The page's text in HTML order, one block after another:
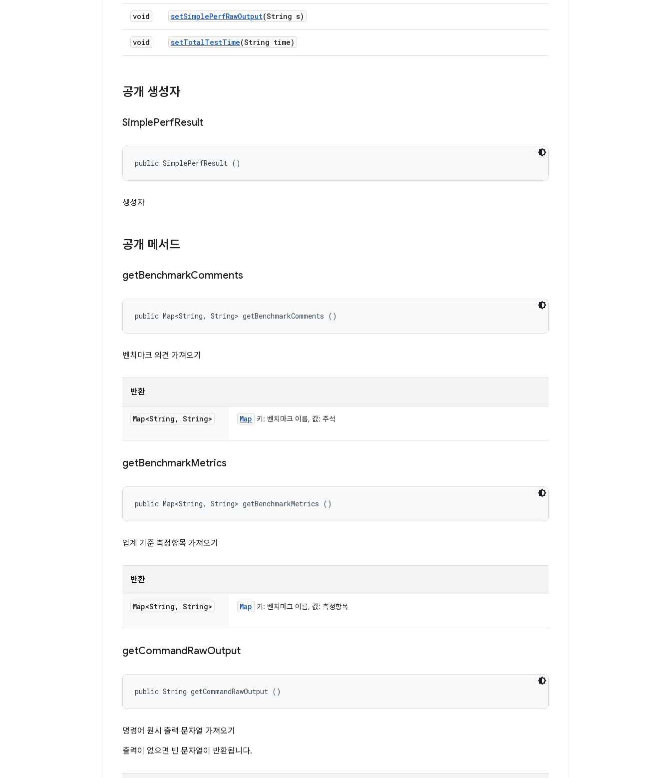
void setSimplePerfRawOutput(String s)
void setTotalTestTime(String time)
공개 생성자
SimplePerfResult
public SimplePerfResult ()
생성자
공개 메서드
getBenchmarkComments
public Map<String, String> getBenchmarkComments ()
벤치마크 의견 가져오기
반환
Map<String , String> Map 키: 벤치마크 이름, 값: 주석
getBenchmarkMetrics
public Map<String, String> getBenchmarkMetrics ()
업계 기준 측정항목 가져오기
반환
Map<String , String> Map 키: 벤치마크 이름, 값: 측정항목
getCommandRawOutput
public String getCommandRawOutput ()
명령어 원시 출력 문자열 가져오기
출력이 없으면 빈 문자열이 반환됩니다.